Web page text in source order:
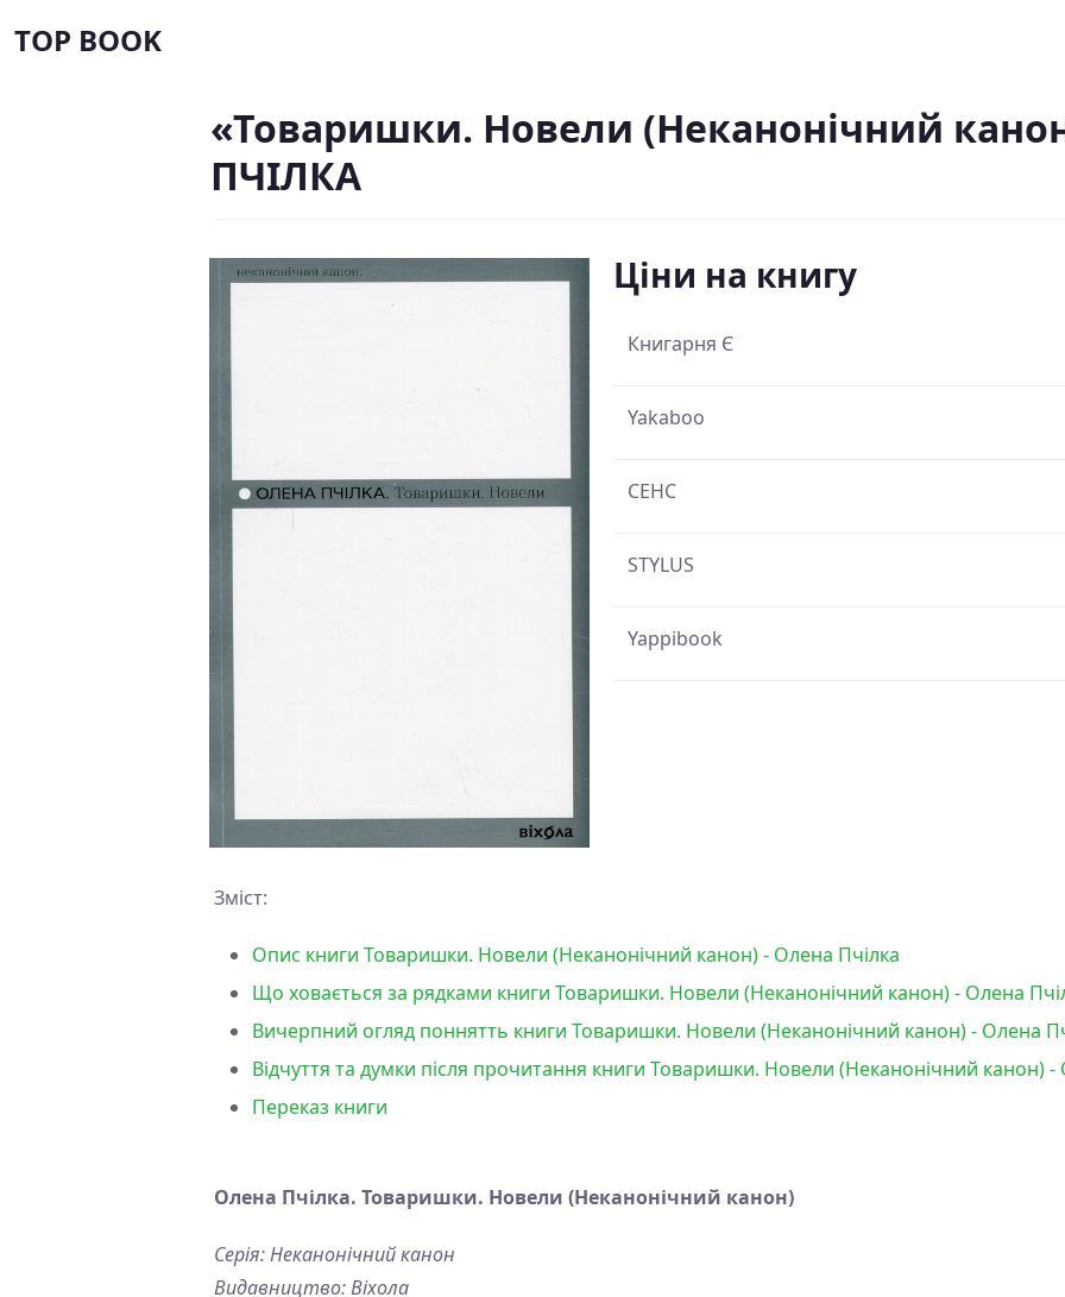
TOP BOOK
«Товаришки. Новели (Неканонічний
ПЧІЛКА
Ціни на книгу
Книгарня Є
Yakaboo
СЕНС
STYLUS
Yappibook
Зміст:
Опис книги Товаришки. Новели (Неканонічний канон) - Олена Пчілка
Що ховається за рядками книги Товаришки. Новели (Неканонічний канон) - Олена
Вичерпний огляд поннятть книги Товаришки. Новели (Неканонічний канон) - Олена
Відчуття та думки після прочитання книги Товаришки. Новели (Неканонічний канон) -
Переказ книги
Олена Пчілка. Товаришки. Новели (Неканонічний канон)
Серія: Неканонічний канон
Видавництво: Віхола